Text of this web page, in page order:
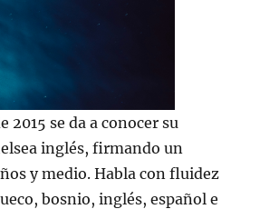
2015 se da a conocer su
inglés, firmando un
y medio. Habla con fluidez
bosnio, inglés, español e